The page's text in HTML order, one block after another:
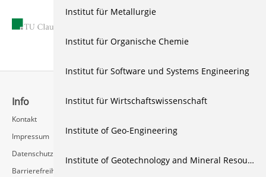
Info
Kontakt
Impressum
Datenschutz
Barrierefreiheit
Schnellzugriff
Videoserver FAQ
Institut für Metallurgie
Institut für Organische Chemie
Institut für Software und Systems Engineering
Institut für Wirtschaftswissenschaft
Institute of Geo-Engineering
Institute of Geotechnology and Mineral Resources